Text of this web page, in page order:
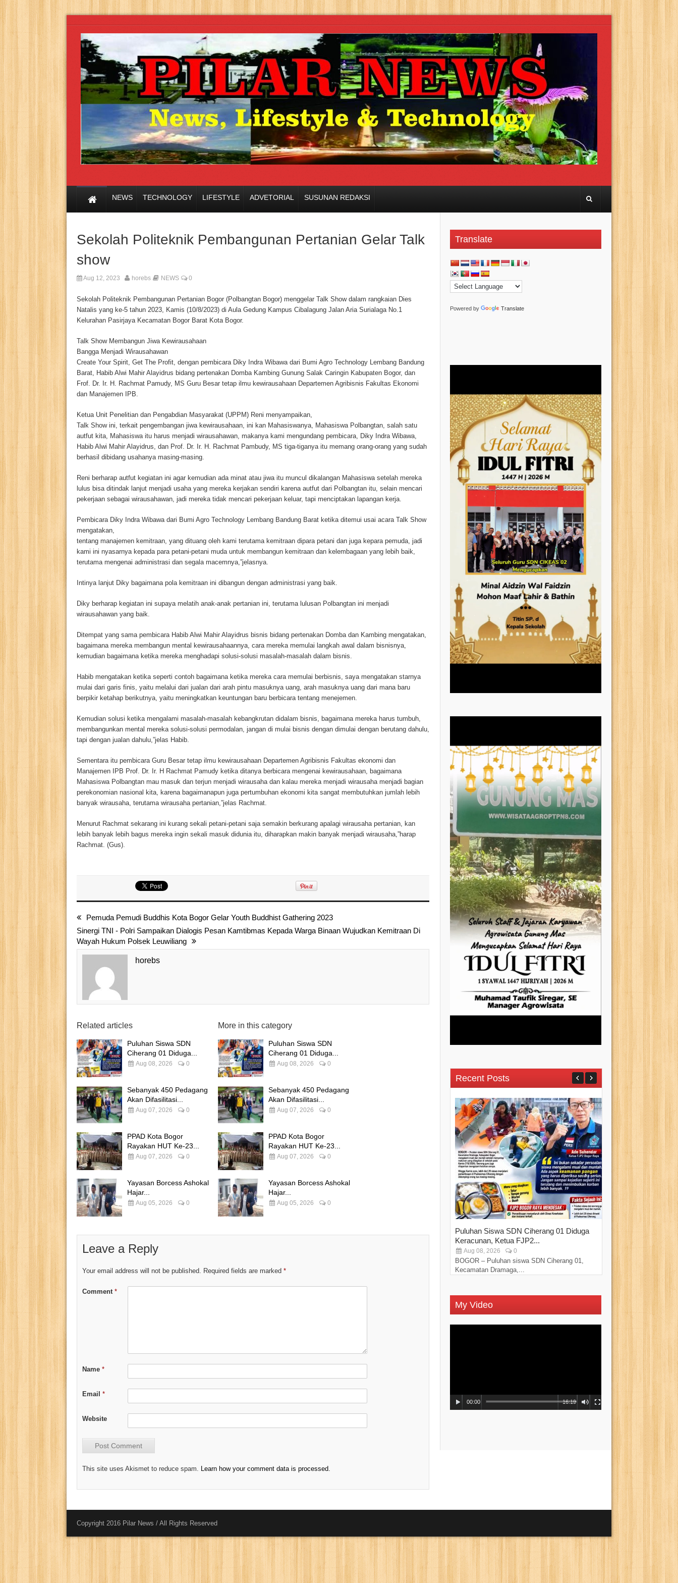
NEWS TECHNOLOGY LIFESTYLE ADVETORIAL SUSUNAN REDAKSI
Sekolah Politeknik Pembangunan Pertanian Gelar Talk
show
Aug 12, 2023 horebs NEWS 0
Sekolah Politeknik Pembangunan Pertanian Bogor (Polbangtan Bogor) menggelar Talk Show dalam rangkaian Dies
Natalis yang ke-5 tahun 2023, Kamis (10/8/2023) di Aula Gedung Kampus Cibalagung Jalan Aria Surialaga No.1
Kelurahan Pasirjaya Kecamatan Bogor Barat Kota Bogor.
Talk Show Membangun Jiwa Kewirausahaan
Bangga Menjadi Wirausahawan
Create Your Spirit, Get The Profit, dengan pembicara Diky Indra Wibawa dari Bumi Agro Technology Lembang Bandung
Barat, Habib Alwi Mahir Alayidrus bidang pertenakan Domba Kambing Gunung Salak Caringin Kabupaten Bogor, dan
Frof. Dr. Ir. H. Rachmat Pamudy, MS Guru Besar tetap ilmu kewirausahaan Departemen Agribisnis Fakultas Ekonomi
dan Manajemen IPB.
Ketua Unit Penelitian dan Pengabdian Masyarakat (UPPM) Reni menyampaikan,
Talk Show ini, terkait pengembangan jiwa kewirausahaan, ini kan Mahasiswanya, Mahasiswa Polbangtan, salah satu
autfut kita, Mahasiswa itu harus menjadi wirausahawan, makanya kami mengundang pembicara, Diky Indra Wibawa,
Habib Alwi Mahir Alayidrus, dan Prof. Dr. Ir. H. Rachmat Pambudy, MS tiga-tiganya itu memang orang-orang yang sudah
berhasil dibidang usahanya masing-masing.
Reni berharap autfut kegiatan ini agar kemudian ada minat atau jiwa itu muncul dikalangan Mahasiswa setelah mereka
lulus bisa ditindak lanjut menjadi usaha yang mereka kerjakan sendiri karena autfut dari Polbangtan itu, selain mencari
pekerjaan sebagai wirausahawan, jadi mereka tidak mencari pekerjaan keluar, tapi menciptakan lapangan kerja.
Pembicara Diky Indra Wibawa dari Bumi Agro Technology Lembang Bandung Barat ketika ditemui usai acara Talk Show
mengatakan,
tentang manajemen kemitraan, yang dituang oleh kami terutama kemitraan dipara petani dan juga kepara pemuda, jadi
kami ini nyasarnya kepada para petani-petani muda untuk membangun kemitraan dan kelembagaan yang lebih baik,
terutama mengenai administrasi dan segala macemnya,”jelasnya.
Intinya lanjut Diky bagaimana pola kemitraan ini dibangun dengan administrasi yang baik.
Diky berharap kegiatan ini supaya melatih anak-anak pertanian ini, terutama lulusan Polbangtan ini menjadi
wirausahawan yang baik.
Ditempat yang sama pembicara Habib Alwi Mahir Alayidrus bisnis bidang pertenakan Domba dan Kambing mengatakan,
bagaimana mereka membangun mental kewirausahaannya, cara mereka memulai langkah awal dalam bisnisnya,
kemudian bagaimana ketika mereka menghadapi solusi-solusi masalah-masalah dalam bisnis.
Habib mengatakan ketika seperti contoh bagaimana ketika mereka cara memulai berbisnis, saya mengatakan starnya
mulai dari garis finis, yaitu melalui dari jualan dari arah pintu masuknya uang, arah masuknya uang dari mana baru
berpikir ketahap berikutnya, yaitu meningkatkan keuntungan baru berbicara tentang menejemen.
Kemudian solusi ketika mengalami masalah-masalah kebangkrutan didalam bisnis, bagaimana mereka harus tumbuh,
membangunkan mental mereka solusi-solusi permodalan, jangan di mulai bisnis dengan dimulai dengan berutang dahulu,
tapi dengan jualan dahulu,”jelas Habib.
Sementara itu pembicara Guru Besar tetap ilmu kewirausahaan Departemen Agribisnis Fakultas ekonomi dan
Manajemen IPB Prof. Dr. Ir. H Rachmat Pamudy ketika ditanya berbicara mengenai kewirausahaan, bagaimana
Mahasiswa Polbangtan mau masuk dan terjun menjadi wirausaha dan kalau mereka menjadi wirausaha menjadi bagian
perekonomian nasional kita, karena bagaimanapun juga pertumbuhan ekonomi kita sangat membutuhkan jumlah lebih
banyak wirausaha, terutama wirausaha pertanian,”jelas Rachmat.
Menurut Rachmat sekarang ini kurang sekali petani-petani saja semakin berkurang apalagi wirausaha pertanian, kan
lebih banyak lebih bagus mereka ingin sekali masuk didunia itu, diharapkan makin banyak menjadi wirausaha,”harap
Rachmat. (Gus).
Pemuda Pemudi Buddhis Kota Bogor Gelar Youth Buddhist Gathering 2023
Sinergi TNI - Polri Sampaikan Dialogis Pesan Kamtibmas Kepada Warga Binaan Wujudkan Kemitraan Di
Wayah Hukum Polsek Leuwiliang
horebs
Related articles
Puluhan Siswa SDN
Ciherang 01 Diduga...
Aug 08, 2026 0
Sebanyak 450 Pedagang
Akan Difasilitasi...
Aug 07, 2026 0
PPAD Kota Bogor
Rayakan HUT Ke-23...
Aug 07, 2026 0
Yayasan Borcess Ashokal
Hajar...
Aug 05, 2026 0
More in this category
Puluhan Siswa SDN
Ciherang 01 Diduga...
Aug 08, 2026 0
Sebanyak 450 Pedagang
Akan Difasilitasi...
Aug 07, 2026 0
PPAD Kota Bogor
Rayakan HUT Ke-23...
Aug 07, 2026 0
Yayasan Borcess Ashokal
Hajar...
Aug 05, 2026 0
Leave a Reply
Your email address will not be published. Required fields are marked *
Comment *
Name *
Email *
Website
This site uses Akismet to reduce spam. Learn how your comment data is processed.
Translate
Powered by Translate
Recent Posts
Puluhan Siswa SDN Ciherang 01 Diduga
Keracunan, Ketua FJP2...
Aug 08, 2026 0
BOGOR – Puluhan siswa SDN Ciherang 01,
Kecamatan Dramaga,...
Sebanyak 450
Pemkot Bogor
Aug 07, 2026
Kehadiran
diharapkan dapat...
My Video
00:00 16:19
Copyright 2016 Pilar News / All Rights Reserved